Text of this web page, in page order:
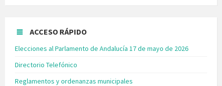
ACCESO RÁPIDO
Elecciones al Parlamento de Andalucía 17 de mayo de 2026
Directorio Telefónico
Reglamentos y ordenanzas municipales